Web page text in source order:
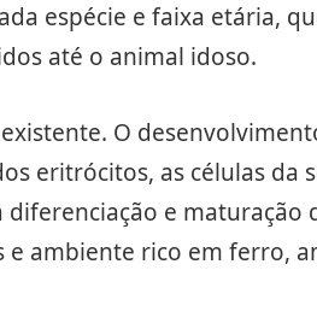
espécie e faixa etária,
até o animal idoso.
O
eritrócitos, as células da
e maturação
ambiente rico em ferro,